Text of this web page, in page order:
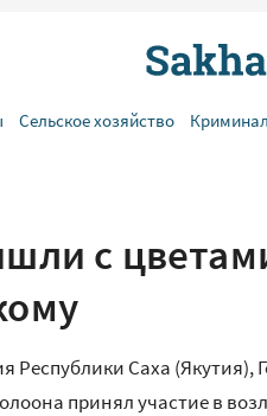
Сельское хозяйство
с
Республики Саха (Якутия),
принял участие в